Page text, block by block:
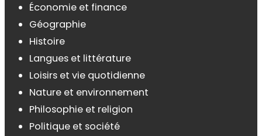
Économie et finance
Géographie
Histoire
Langues et littérature
Loisirs et vie quotidienne
Nature et environnement
Philosophie et religion
Politique et société